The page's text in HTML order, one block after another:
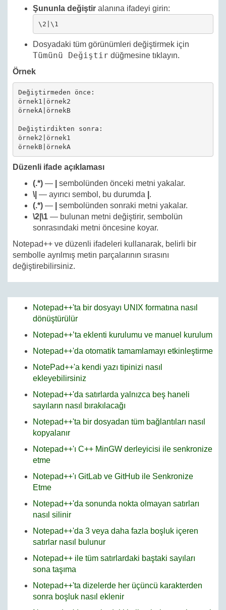
Şununla değiştir alanına ifadeyi girin:
\2|\1
Dosyadaki tüm görünümleri değiştirmek için
Tümünü Değiştir düğmesine tıklayın.
Örnek
Değiştirmeden önce:
örnek1|örnek2
örnekA|örnekB
Değiştirdikten sonra:
örnek2|örnek1
örnekB|örnekA
Düzenli ifade açıklaması
(.*) —
sembolünden önceki metni yakalar.
\| — ayırıcı sembol, bu durumda .
(.*) —
sembolünden sonraki metni yakalar.
\2|\1 — bulunan metni değiştirir, sembolün
sonrasındaki metni öncesine koyar.
Notepad++ ve düzenli ifadeleri kullanarak, belirli bir
sembolle ayrılmış metin parçalarının sırasını
değiştirebilirsiniz.
Notepad++'ta bir dosyayı UNIX formatına nasıl
dönüştürülür
Notepad++’ta eklenti kurulumu ve manuel kurulum
Notepad++'da otomatik tamamlamayı etkinleştirme
NotePad++'a kendi yazı tipinizi nasıl
ekleyebilirsiniz
Notepad++'da satırlarda yalnızca beş haneli
sayıların nasıl bırakılacağı
Notepad++'ta bir dosyadan tüm bağlantıları nasıl
kopyalanır
Notepad++'ı C++ MinGW derleyicisi ile senkronize
etme
Notepad++'ı GitLab ve GitHub ile Senkronize
Etme
Notepad++'da sonunda nokta olmayan satırları
nasıl silinir
Notepad++'da 3 veya daha fazla boşluk içeren
satırlar nasıl bulunur
Notepad++ ile tüm satırlardaki baştaki sayıları
sona taşıma
Notepad++'ta dizelerde her üçüncü karakterden
sonra boşluk nasıl eklenir